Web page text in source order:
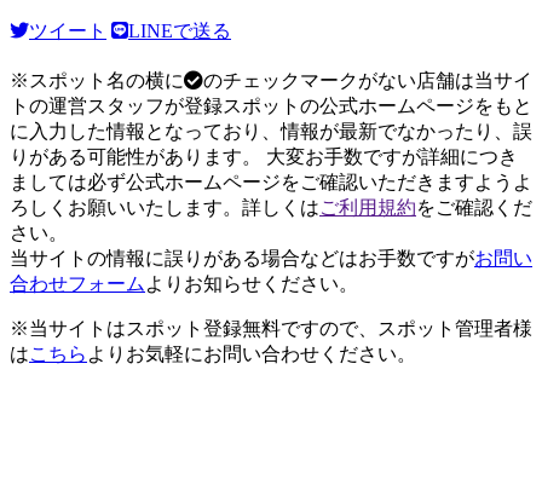
ツイート LINEで送る
※スポット名の横に
のチェックマークがない店舗は当サイ
トの運営スタッフが登録スポットの公式ホームページをもと
に入力した情報となっており、情報が最新でなかったり、誤
りがある可能性があります。 大変お手数ですが詳細につき
ましては必ず公式ホームページをご確認いただきますようよ
ろしくお願いいたします。詳しくはご利用規約をご確認くだ
さい。
当サイトの情報に誤りがある場合などはお手数ですがお問い
合わせフォーム よりお知らせください。
※当サイトはスポット登録無料ですので、スポット管理者様
はこちら よりお気軽にお問い合わせください。